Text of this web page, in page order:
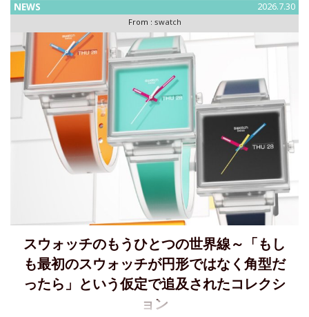
NEWS 2026.7.30
From : swatch
スウォッチのもうひとつの世界線～「もし
も最初のスウォッチが円形ではなく角型だ
ったら」という仮定で追及されたコレクシ
ョン